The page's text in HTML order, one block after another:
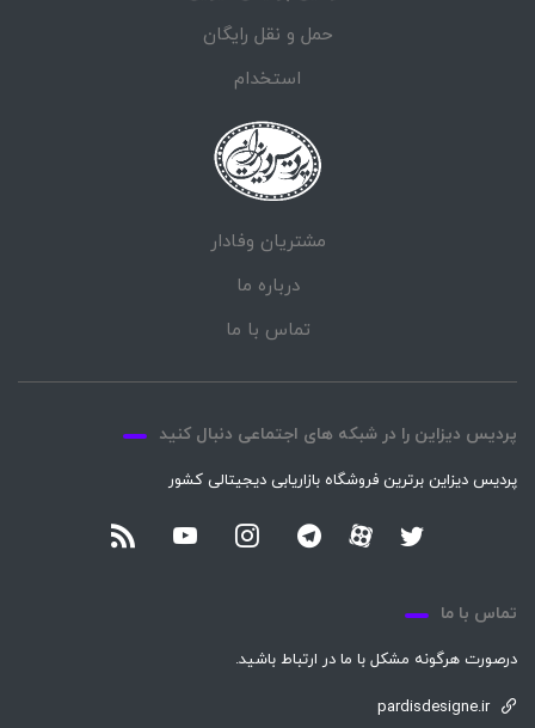
حمل و نقل رایگان
استخدام
مشتریان وفادار
درباره ما
تماس با ما
پردیس دیزاین را در شبکه های اجتماعی دنبال کنید
پردیس دیزاین برترین فروشگاه بازاریابی دیجیتالی کشور
تماس با ما
درصورت هرگونه مشکل با ما در ارتباط باشید.
pardisdesigne.ir